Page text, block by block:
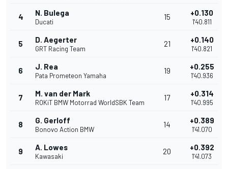
4 N. Bulega
Ducati
15 +0.130
1'40.811
5 D. Aegerter
GRT Racing Team
21 +0.140
1'40.821
6 J. Rea
Pata Prometeon Yamaha
19 +0.255
1'40.936
7 M. van der Mark
ROKiT BMW Motorrad WorldSBK Team
17 +0.314
1'40.995
8 G. Gerloff
Bonovo Action BMW
14 +0.389
1'41.070
9 A. Lowes
Kawasaki
20 +0.392
1'41.073